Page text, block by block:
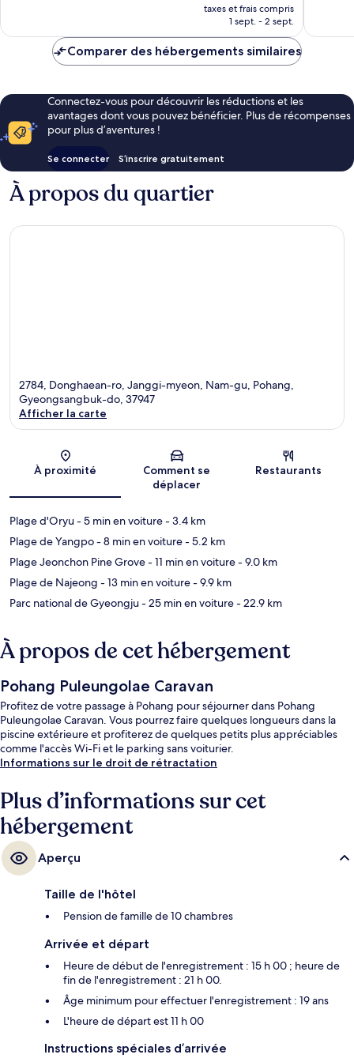
nouveau
prix
de
taxes et frais compris
1 sept. - 2 sept.
Comparer des hébergements similaires
Connectez-vous pour découvrir les réductions et les
avantages dont vous pouvez bénéficier. Plus de récompenses
pour plus d’aventures !
Se connecter S’inscrire gratuitement
À propos du quartier
2784, Donghaean-ro, Janggi-myeon, Nam-gu, Pohang,
Gyeongsangbuk-do, 37947
Afficher la carte
À proximité
Comment se
déplacer
Restaurants
Plage d'Oryu- 5 min en voiture- 3.4 km
Plage de Yangpo- 8 min en voiture- 5.2 km
Plage Jeonchon Pine Grove- 11 min en voiture- 9.0 km
Plage de Najeong - 13 min en voiture- 9.9 km
Parc national de Gyeongju- 25 min en voiture- 22.9 km
À propos de cet hébergement
Pohang Puleungolae Caravan
Profitez de votre passage à Pohang pour séjourner dans Pohang
Puleungolae Caravan. Vous pourrez faire quelques longueurs dans la
piscine extérieure et profiterez de quelques petits plus appréciables
comme l'accès Wi-Fi et le parking sans voiturier.
Informations sur le droit de rétractation
Plus d’informations sur cet
hébergement
Aperçu
Taille de l'hôtel
Pension de famille de 10 chambres
Arrivée et départ
Heure de début de l'enregistrement : 15 h 00 ; heure de
fin de l'enregistrement : 21 h 00.
Âge minimum pour effectuer l'enregistrement : 19 ans
L'heure de départ est 11 h 00
Instructions spéciales d’arrivée